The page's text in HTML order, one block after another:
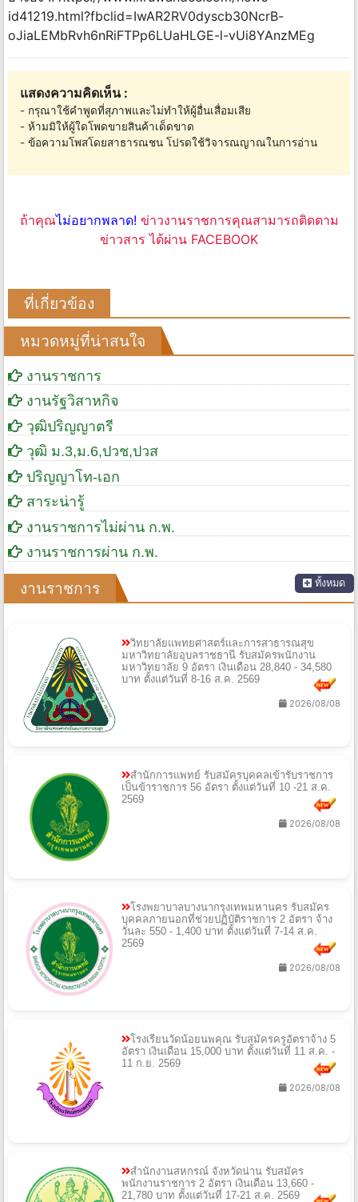
id41219.html?fbclid=IwAR2RV0dyscb30NcrB-
oJiaLEMbRvh6nRiFTPp6LUaHLGE-l-vUi8YAnzMEg
แสดงความคิดเห็น :
- กรุณาใช้คำพูดที่สุภาพและไม่ทำให้ผู้อื่นเสื่อมเสีย
- ห้ามมิให้ผู้ใดโพดขายสินค้าเด็ดขาด
- ข้อความโพสโดยสาธารณชน โปรดใช้วิจารณญาณในการอ่าน
ถ้าคุณไม่อยากพลาด! ข่าวงานราชการคุณสามารถติดตาม
ข่าวสาร ได้ผ่าน FACEBOOK
ที่เกี่ยวข้อง
หมวดหมู่ที่น่าสนใจ
งานราชการ
งานรัฐวิสาหกิจ
วุฒิปริญญาตรี
วุฒิ ม.3,ม.6,ปวช,ปวส
ปริญญาโท-เอก
สาระน่ารู้
งานราชการไม่ผ่าน ก.พ.
งานราชการผ่าน ก.พ.
งานราชการ ทั้งหมด
วิทยาลัยแพทยศาสตร์และการสาธารณสุข
มหาวิทยาลัยอุบลราชธานี รับสมัครพนักงาน
มหาวิทยาลัย 9 อัตรา เงินเดือน 28,840 - 34,580
บาท ตั้งแต่วันที่ 8-16 ส.ค. 2569
2026/08/08
สำนักการแพทย์ รับสมัครบุคคลเข้ารับราชการ
เป็นข้าราชการ 56 อัตรา ตั้งแต่วันที่ 10 -21 ส.ค.
2569
2026/08/08
โรงพยาบาลบางนากรุงเทพมหานคร รับสมัคร
บุคคลภายนอกที่ช่วยปฏิบัติราชการ 2 อัตรา จ้าง
วันละ 550 - 1,400 บาท ตั้งแต่วันที่ 7-14 ส.ค.
2569
2026/08/08
โรงเรียนวัดน้อยนพคุณ รับสมัครครูอัตราจ้าง 5
อัตรา เงินเดือน 15,000 บาท ตั้งแต่วันที่ 11 ส.ค. -
11 ก.ย. 2569
2026/08/08
สำนักงานสหกรณ์ จังหวัดน่าน รับสมัคร
พนักงานราชการ 2 อัตรา เงินเดือน 13,660 -
21,780 บาท ตั้งแต่วันที่ 17-21 ส.ค. 2569